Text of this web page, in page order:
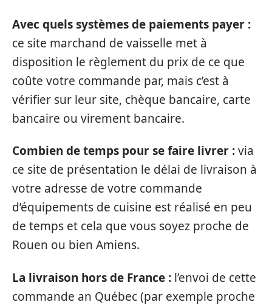
Avec quels systèmes de paiements payer :
ce site marchand de vaisselle met à
disposition le règlement du prix de ce que
coûte votre commande par, mais c’est à
vérifier sur leur site, chèque bancaire, carte
bancaire ou virement bancaire.
Combien de temps pour se faire livrer :via
ce site de présentation le délai de livraison à
votre adresse de votre commande
d’équipements de cuisine est réalisé en peu
de temps et cela que vous soyez proche de
Rouen ou bien Amiens.
La livraison hors de France : l’envoi de cette
commande an Québec (par exemple proche